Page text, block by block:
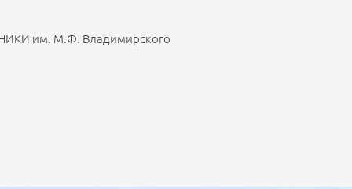
им. М.Ф. Владимирского